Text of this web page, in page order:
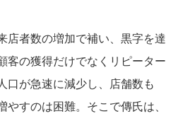
者数の増加で補い、黒字を達
客の獲得だけでなくリピーター
口が急速に減少し、店舗数も
すのは困難。そこで傳氏は、